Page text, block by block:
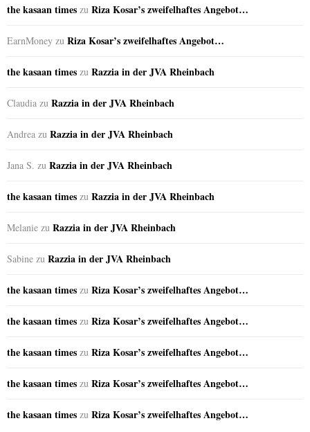
the kasaan times zu Riza Kosar’s zweifelhaftes Angebot…
EarnMoney zu Riza Kosar’s zweifelhaftes Angebot…
the kasaan times zu Razzia in der JVA Rheinbach
Claudia zu Razzia in der JVA Rheinbach
Andrea zu Razzia in der JVA Rheinbach
Jana S. zu Razzia in der JVA Rheinbach
the kasaan times zu Razzia in der JVA Rheinbach
Melanie zu Razzia in der JVA Rheinbach
Sabine zu Razzia in der JVA Rheinbach
the kasaan times zu Riza Kosar’s zweifelhaftes Angebot…
the kasaan times zu Riza Kosar’s zweifelhaftes Angebot…
the kasaan times zu Riza Kosar’s zweifelhaftes Angebot…
the kasaan times zu Riza Kosar’s zweifelhaftes Angebot…
the kasaan times zu Riza Kosar’s zweifelhaftes Angebot…